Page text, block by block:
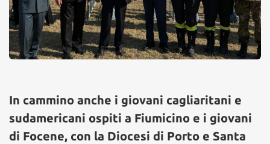
In cammino anche i giovani cagliaritani e
sudamericani ospiti a Fiumicino e i giovani
di Focene, con la Diocesi di Porto e Santa